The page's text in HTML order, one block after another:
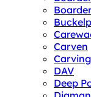
Carven
Carving
DAV
Deep